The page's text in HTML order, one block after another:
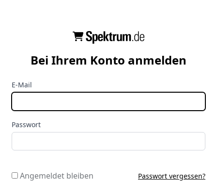
Bei Ihrem Konto anmelden
E-Mail
Passwort
Angemeldet bleiben Passwort vergessen?